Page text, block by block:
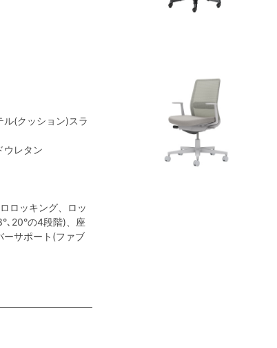
(クッション)スラ
ウレタン
ロッキング、ロッ
､20°の4段階)、座
サポート(ファブ